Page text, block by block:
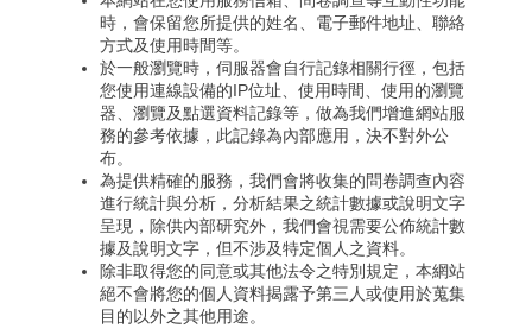
時，會保留您所提供的姓名、電子郵件地址、聯絡
方式及使用時間等。
於一般瀏覽時，伺服器會自行記錄相關行徑，包括
您使用連線設備的IP位址、使用時間、使用的瀏覽
器、瀏覽及點選資料記錄等，做為我們增進網站服
務的參考依據，此記錄為內部應用，決不對外公
布。
為提供精確的服務，我們會將收集的問卷調查內容
進行統計與分析，分析結果之統計數據或說明文字
呈現，除供內部研究外，我們會視需要公佈統計數
據及說明文字，但不涉及特定個人之資料。
除非取得您的同意或其他法令之特別規定，本網站
絕不會將您的個人資料揭露予第三人或使用於蒐集
目的以外之其他用途。